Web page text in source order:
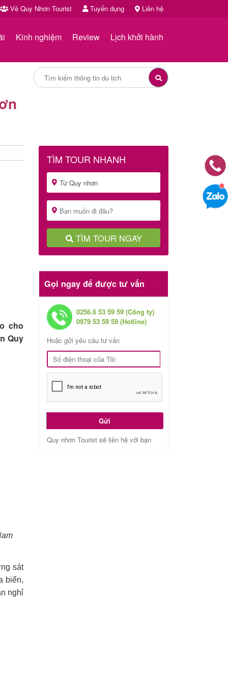
Về Quy Nhơn Tourist Tuyển dụng Liên hệ
Kinh nghiệm Review Lịch khởi hành
cho
Quy
sát
biển,
nghỉ
TÌM TOUR NHANH
TÌM TOUR NGAY
Gọi ngay để được tư vấn
0256.6 53 59 59 (Công ty)
0979 53 59 59 (Hotline)
Hoặc gửi yêu cầu tư vấn
Gửi
Quy nhơn Tourist sẽ liên hệ với bạn